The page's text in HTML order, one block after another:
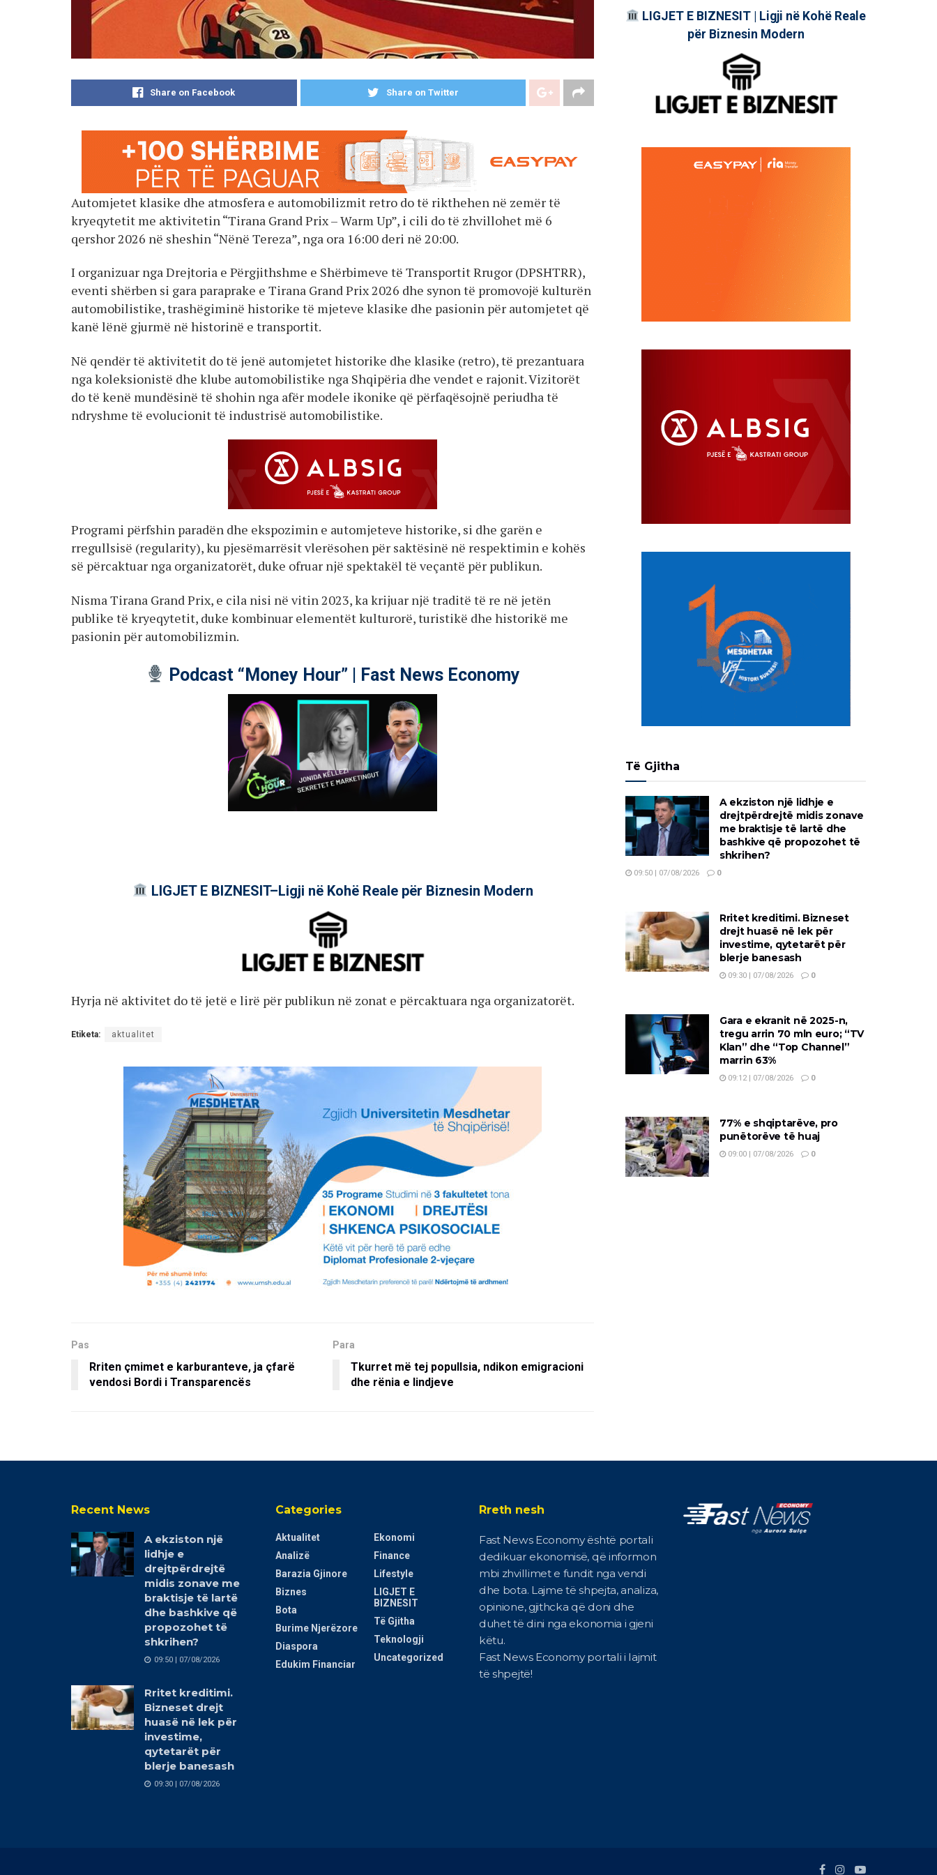
Share on Facebook Share on Twitter
Automjetet klasike dhe atmosfera e automobilizmit retro do të rikthehen në zemër të
kryeqytetit me aktivitetin “Tirana Grand Prix – Warm Up”, i cili do të zhvillohet më 6
qershor 2026 në sheshin “Nënë Tereza”, nga ora 16:00 deri në 20:00.
I organizuar nga Drejtoria e Përgjithshme e Shërbimeve të Transportit Rrugor (DPSHTRR),
eventi shërben si gara paraprake e Tirana Grand Prix 2026 dhe synon të promovojë kulturën
automobilistike, trashëgiminë historike të mjeteve klasike dhe pasionin për automjetet që
kanë lënë gjurmë në historinë e transportit.
Në qendër të aktivitetit do të jenë automjetet historike dhe klasike (retro), të prezantuara
nga koleksionistë dhe klube automobilistike nga Shqipëria dhe vendet e rajonit. Vizitorët
do të kenë mundësinë të shohin nga afër modele ikonike që përfaqësojnë periudha të
ndryshme të evolucionit të industrisë automobilistike.
Programi përfshin paradën dhe ekspozimin e automjeteve historike, si dhe garën e
rregullsisë (regularity), ku pjesëmarrësit vlerësohen për saktësinë në respektimin e kohës
së përcaktuar nga organizatorët, duke ofruar një spektakël të veçantë për publikun.
Nisma Tirana Grand Prix, e cila nisi në vitin 2023, ka krijuar një traditë të re në jetën
publike të kryeqytetit, duke kombinuar elementët kulturorë, turistikë dhe historikë me
pasionin për automobilizmin.
Podcast “Money Hour” | Fast News Economy
LIGJET E BIZNESIT–Ligji në Kohë Reale për Biznesin Modern
Hyrja në aktivitet do të jetë e lirë për publikun në zonat e përcaktuara nga organizatorët.
Etiketa: aktualitet
Pas
Rriten çmimet e karburanteve, ja çfarë
vendosi Bordi i Transparencës
Para
Tkurret më tej popullsia, ndikon emigracioni
dhe rënia e lindjeve
LIGJET E BIZNESIT | Ligji në Kohë Reale
për Biznesin Modern
Të Gjitha
A ekziston një lidhje e
drejtpërdrejtë midis zonave
me braktisje të lartë dhe
bashkive që propozohet të
shkrihen?
09:50 | 07/08/2026 0
Rritet kreditimi. Bizneset
drejt huasë në lek për
investime, qytetarët për
blerje banesash
09:30 | 07/08/2026 0
Gara e ekranit në 2025-n,
tregu arrin 70 mln euro; “TV
Klan” dhe “Top Channel”
marrin 63%
09:12 | 07/08/2026 0
77% e shqiptarëve, pro
punëtorëve të huaj
09:00 | 07/08/2026 0
Recent News
A ekziston një
lidhje e
drejtpërdrejtë
midis zonave me
braktisje të lartë
dhe bashkive që
propozohet të
shkrihen?
09:50 | 07/08/2026
Rritet kreditimi.
Bizneset drejt
huasë në lek për
investime,
qytetarët për
blerje banesash
09:30 | 07/08/2026
Categories
Aktualitet
Analizë
Barazia Gjinore
Biznes
Bota
Burime Njerëzore
Diaspora
Edukim Financiar
Ekonomi
Finance
Lifestyle
LIGJET E
BIZNESIT
Të Gjitha
Teknologji
Uncategorized
Rreth nesh
Fast News Economy është portali
dedikuar ekonomisë, që informon
mbi zhvillimet e fundit nga vendi
dhe bota. Lajme të shpejta, analiza,
opinione, gjithcka që doni dhe
duhet të dini nga ekonomia i gjeni
këtu.
Fast News Economy portali i lajmit
të shpejtë!